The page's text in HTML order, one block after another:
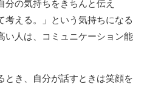
分の気持ちをきちんと伝え
考える。」という気持ちになる
い人は、コミュニケーション能
とき、自分が話すときは笑顔を